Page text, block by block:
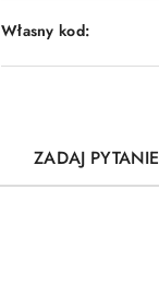
Własny kod:
ZADAJ PYTANIE